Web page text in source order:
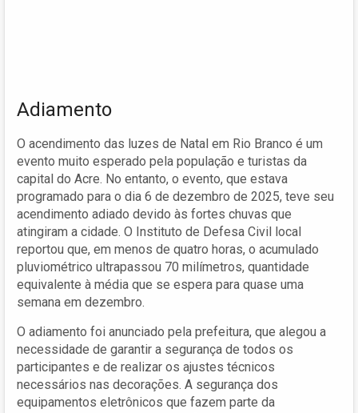
Adiamento
O acendimento das luzes de Natal em Rio Branco é um
evento muito esperado pela população e turistas da
capital do Acre. No entanto, o evento, que estava
programado para o dia 6 de dezembro de 2025, teve seu
acendimento adiado devido às fortes chuvas que
atingiram a cidade. O Instituto de Defesa Civil local
reportou que, em menos de quatro horas, o acumulado
pluviométrico ultrapassou 70 milímetros, quantidade
equivalente à média que se espera para quase uma
semana em dezembro.
O adiamento foi anunciado pela prefeitura, que alegou a
necessidade de garantir a segurança de todos os
participantes e de realizar os ajustes técnicos
necessários nas decorações. A segurança dos
equipamentos eletrônicos que fazem parte da